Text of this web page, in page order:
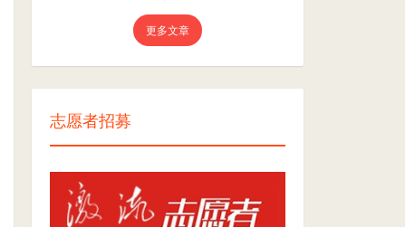
更多文章
志愿者招募